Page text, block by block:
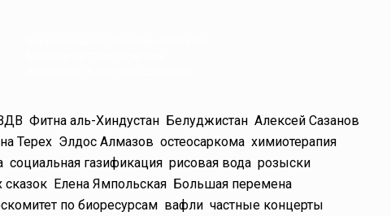
Фитна аль-Хиндустан Белуджистан Алексей Сазанов
Терех Элдос Алмазов остеосаркома химиотерапия
социальная газификация рисовая вода розыски
сказок Елена Ямпольская Большая перемена
по биоресурсам вафли частные концерты